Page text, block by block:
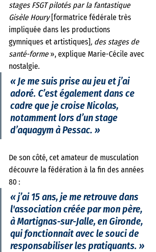
stages FSGT pilotés par la fantastique
Gisèle Houry [formatrice fédérale très
impliquée dans les productions
gymniques et artistiques], des stages de
santé-forme », explique Marie-Cécile avec
nostalgie.
« Je me suis prise au jeu et j’ai
adoré. C’est également dans ce
cadre que je croise Nicolas,
notamment lors d’un stage
d’aquagym à Pessac. »
De son côté, cet amateur de musculation
découvre la fédération à la fin des années
80 :
« j’ai 15 ans, je me retrouve dans
l'association créée par mon père,
à Martignas-sur-Jalle, en Gironde,
qui fonctionnait avec le souci de
responsabiliser les pratiquants. »